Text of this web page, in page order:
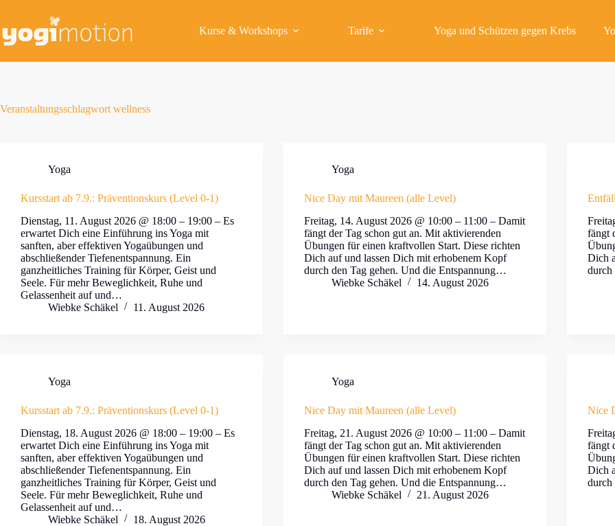
springen
Kurse & Workshops Tarife Yoga und Schützen gegen Krebs
Veranstaltungsschlagwort wellness
Yoga
Kursstart ab 7.9.: Präventionskurs (Level 0-1)
Dienstag, 11. August 2026 @ 18:00 – 19:00 – Es
erwartet Dich eine Einführung ins Yoga mit
sanften, aber effektiven Yogaübungen und
abschließender Tiefenentspannung. Ein
ganzheitliches Training für Körper, Geist und
Seele. Für mehr Beweglichkeit, Ruhe und
Gelassenheit auf und…
Wiebke Schäkel
11. August 2026
Yoga
Nice Day mit Maureen (alle Level)
Freitag, 14. August 2026 @ 10:00 – 11:00 – Damit
fängt der Tag schon gut an. Mit aktivierenden
Übungen für einen kraftvollen Start. Diese richten
Dich auf und lassen Dich mit erhobenem Kopf
durch den Tag gehen. Und die Entspannung…
Wiebke Schäkel
14. August 2026
fängt
Dich
Yoga
Kursstart ab 7.9.: Präventionskurs (Level 0-1)
Dienstag, 18. August 2026 @ 18:00 – 19:00 – Es
erwartet Dich eine Einführung ins Yoga mit
sanften, aber effektiven Yogaübungen und
abschließender Tiefenentspannung. Ein
ganzheitliches Training für Körper, Geist und
Seele. Für mehr Beweglichkeit, Ruhe und
Gelassenheit auf und…
Wiebke Schäkel
18. August 2026
Yoga
Nice Day mit Maureen (alle Level)
Freitag, 21. August 2026 @ 10:00 – 11:00 – Damit
fängt der Tag schon gut an. Mit aktivierenden
Übungen für einen kraftvollen Start. Diese richten
Dich auf und lassen Dich mit erhobenem Kopf
durch den Tag gehen. Und die Entspannung…
Wiebke Schäkel
21. August 2026
Nice
fängt
Dich